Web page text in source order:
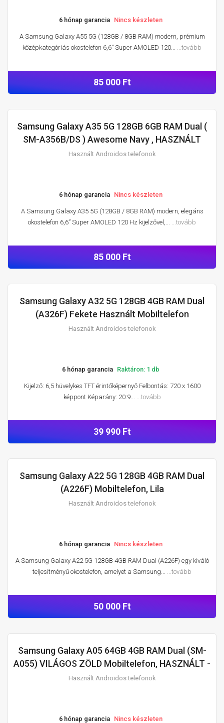
6 hónap garancia Nincs készleten
A Samsung Galaxy A55 5G (128GB / 8GB RAM) modern, prémium
középkategóriás okostelefon 6,6” Super AMOLED 120... ...tovább
85 000 Ft
HASZNÁLT ANDROIDOS TELEFONOK
Samsung Galaxy A35 5G 128GB 6GB RAM Dual (
SM-A356B/DS ) Awesome Navy , HASZNÁLT
Használt Androidos telefonok
6 hónap garancia Nincs készleten
A Samsung Galaxy A35 5G (128GB / 8GB RAM) modern, elegáns
okostelefon 6,6” Super AMOLED 120 Hz kijelzővel,... ...tovább
85 000 Ft
Samsung Galaxy A32 5G 128GB 4GB RAM Dual
(A326F) Fekete Használt Mobiltelefon
Használt Androidos telefonok
6 hónap garancia Raktáron: 1 db
Kijelző: 6,5 hüvelykes TFT érintőképernyő Felbontás: 720 x 1600
képpont Képarány: 20:9... ...tovább
39 990 Ft
Samsung Galaxy A22 5G 128GB 4GB RAM Dual
(A226F) Mobiltelefon, Lila
Használt Androidos telefonok
6 hónap garancia Nincs készleten
A Samsung Galaxy A22 5G 128GB 4GB RAM Dual (A226F) egy kiváló
teljesítményű okostelefon, amelyet a Samsung... ...tovább
50 000 Ft
HASZNÁLT ANDROIDOS TELEFONOK
Samsung Galaxy A05 64GB 4GB RAM Dual (SM-
A055) VILÁGOS ZÖLD Mobiltelefon, HASZNÁLT -
Használt Androidos telefonok
6 hónap garancia Nincs készleten